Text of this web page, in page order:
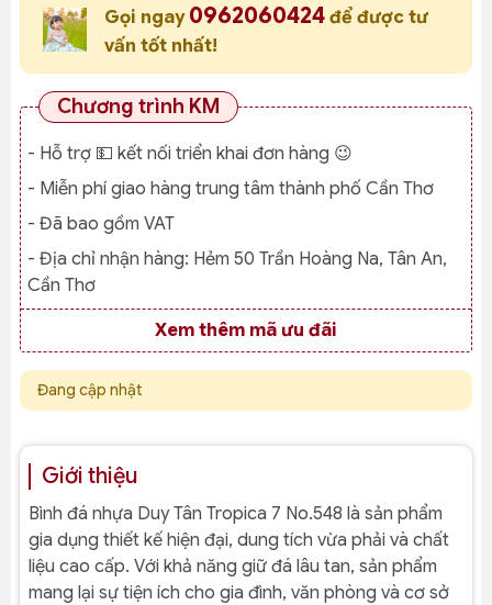
Gọi ngay 0962060424 để được tư
vấn tốt nhất!
Chương trình KM
- Hỗ trợ 💵 kết nối triển khai đơn hàng 😉
- Miễn phí giao hàng trung tâm thành phố Cần Thơ
- Đã bao gồm VAT
- Địa chỉ nhận hàng: Hẻm 50 Trần Hoàng Na, Tân An,
Cần Thơ
Xem thêm mã ưu đãi
Đang cập nhật
Giới thiệu
Bình đá nhựa Duy Tân Tropica 7 No.548 là sản phẩm
gia dụng thiết kế hiện đại, dung tích vừa phải và chất
liệu cao cấp. Với khả năng giữ đá lâu tan, sản phẩm
mang lại sự tiện ích cho gia đình, văn phòng và cơ sở